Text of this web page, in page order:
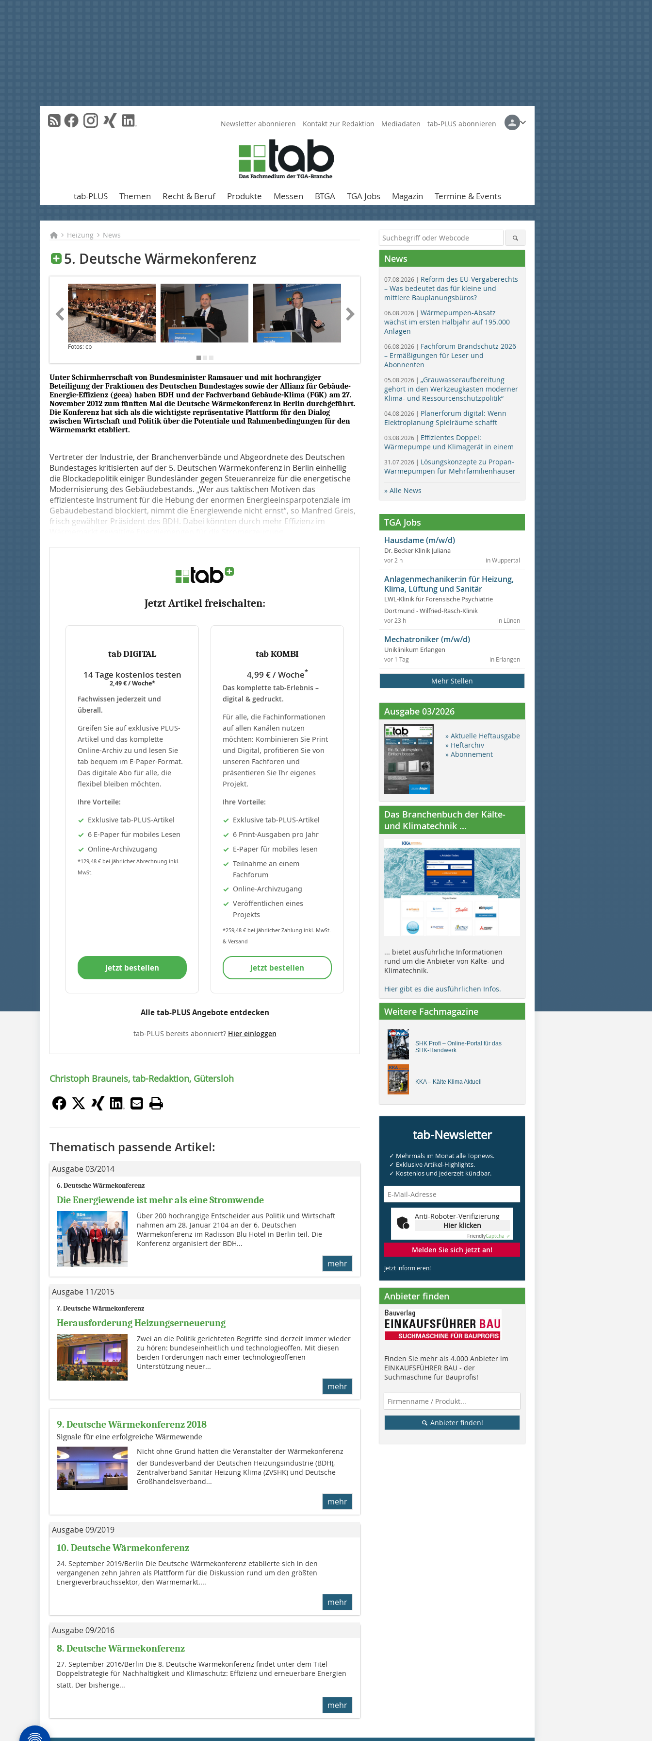
Newsletter abonnieren Kontakt zur Redaktion Mediadaten tab-PLUS abonnieren
tab-PLUS Themen Recht & Beruf Produkte Messen BTGA TGA Jobs Magazin Termine & Events
Heizung News
5. Deutsche Wärmekonferenz
Fotos: cb
Unter Schirmherrschaft von Bundesminister Ramsauer und mit hochrangiger
Beteiligung der Fraktionen des Deutschen Bundestages sowie der Allianz für Gebäude-
Energie-Effizienz (geea) haben BDH und der Fachverband Gebäude-Klima (FGK) am 27.
November 2012 zum fünften Mal die Deutsche Wärmekonferenz in Berlin durchgeführt.
Die Konferenz hat sich als die wichtigste repräsentative Plattform für den Dialog
zwischen Wirtschaft und Politik über die Potentiale und Rahmenbedingungen für den
Wärmemarkt etabliert.
Vertreter der Industrie, der Branchenverbände und Abgeordnete des Deutschen
Bundestages kritisierten auf der 5. Deutschen Wärmekonferenz in Berlin einhellig
die Blockadepolitik einiger Bundesländer gegen Steueranreize für die energetische
Modernisierung des Gebäudebestands. „Wer aus taktischen Motiven das
effizienteste Instrument für die Hebung der enormen Energieeinsparpotenziale im
Gebäudebestand blockiert, nimmt die Energiewende nicht ernst“, so Manfred Greis,
frisch gewählter Präsident des BDH. Dabei könnten durch mehr Effizienz im
Jetzt Artikel freischalten:
tab DIGITAL
14 Tage kostenlos testen
2,49 € / Woche*
Fachwissen jederzeit und
überall.
Greifen Sie auf exklusive PLUS-
Artikel und das komplette
Online-Archiv zu und lesen Sie
tab bequem im E-Paper-Format.
Das digitale Abo für alle, die
flexibel bleiben möchten.
Ihre Vorteile:
Exklusive tab-PLUS-Artikel
6 E-Paper für mobiles Lesen
Online-Archivzugang
*129,48 € bei jährlicher Abrechnung inkl.
MwSt.
Jetzt bestellen
tab KOMBI
4,99 € / Woche*
Das komplette tab-Erlebnis –
digital & gedruckt.
Für alle, die Fachinformationen
auf allen Kanälen nutzen
möchten: Kombinieren Sie Print
und Digital, profitieren Sie von
unseren Fachforen und
präsentieren Sie Ihr eigenes
Projekt.
Ihre Vorteile:
Exklusive tab-PLUS-Artikel
6 Print-Ausgaben pro Jahr
E-Paper für mobiles lesen
Teilnahme an einem
Fachforum
Online-Archivzugang
Veröffentlichen eines
Projekts
*259,48 € bei jährlicher Zahlung inkl. MwSt.
& Versand
Jetzt bestellen
Alle tab-PLUS Angebote entdecken
tab-PLUS bereits abonniert? Hier einloggen
Christoph Brauneis, tab-Redaktion, Gütersloh
Thematisch passende Artikel:
Ausgabe 03/2014
6. Deutsche Wärmekonferenz
Die Energiewende ist mehr als eine Stromwende
Über 200 hochrangige Entscheider aus Politik und Wirtschaft
nahmen am 28. Januar 2104 an der 6. Deutschen
Wärmekonferenz im Radisson Blu Hotel in Berlin teil. Die
Konferenz organisiert der BDH...
mehr
Ausgabe 11/2015
7. Deutsche Wärmekonferenz
Herausforderung Heizungserneuerung
Zwei an die Politik gerichteten Begriffe sind derzeit immer wieder
zu hören: bundeseinheitlich und technologieoffen. Mit diesen
beiden Forderungen nach einer technologieoffenen
Unterstützung neuer...
mehr
9. Deutsche Wärmekonferenz 2018
Signale für eine erfolgreiche Wärmewende
Nicht ohne Grund hatten die Veranstalter der Wärmekonferenz 
der Bundesverband der Deutschen Heizungsindustrie (BDH),
Zentralverband Sanitär Heizung Klima (ZVSHK) und Deutsche
Großhandelsverband...
mehr
Ausgabe 09/2019
10. Deutsche Wärmekonferenz
24. September 2019/Berlin Die Deutsche Wärmekonferenz etablierte sich in den
vergangenen zehn Jahren als Plattform für die Diskussion rund um den größten
Energieverbrauchssektor, den Wärmemarkt....
mehr
Ausgabe 09/2016
8. Deutsche Wärmekonferenz
27. September 2016/Berlin Die 8. Deutsche Wärmekonferenz findet unter dem Titel
Doppelstrategie für Nachhaltigkeit und Klimaschutz: Effizienz und erneuerbare Energien
statt. Der bisherige...
mehr
News
07.08.2026 | Reform des EU-Vergaberechts
– Was bedeutet das für kleine und
mittlere Bauplanungsbüros?
06.08.2026 | Wärmepumpen-Absatz
wächst im ersten Halbjahr auf 195.000
Anlagen
06.08.2026 | Fachforum Brandschutz 2026
– Ermäßigungen für Leser und
Abonnenten
05.08.2026 | „Grauwasseraufbereitung
gehört in den Werkzeugkasten moderner
Klima- und Ressourcenschutzpolitik“
04.08.2026 | Planerforum digital: Wenn
Elektroplanung Spielräume schafft
03.08.2026 | Effizientes Doppel:
Wärmepumpe und Klimagerät in einem
31.07.2026 | Lösungskonzepte zu Propan-
Wärmepumpen für Mehrfamilienhäuser
» Alle News
TGA Jobs
Hausdame (m/w/d)
Dr. Becker Klinik Juliana
in Wuppertal
vor 2 h
Anlagenmechaniker:in für Heizung,
Klima, Lüftung und Sanitär
LWL-Klinik für Forensische Psychiatrie
Dortmund - Wilfried-Rasch-Klinik
in Lünen
vor 23 h
Mechatroniker (m/w/d)
Uniklinikum Erlangen
in Erlangen
vor 1 Tag
Mehr Stellen
Ausgabe 03/2026
» Aktuelle Heftausgabe
» Heftarchiv
» Abonnement
Das Branchenbuch der Kälte-
und Klimatechnik ...
... bietet ausführliche Informationen
rund um die Anbieter von Kälte- und
Klimatechnik.
Hier gibt es die ausführlichen Infos.
Weitere Fachmagazine
SHK Profi – Online-Portal für das
SHK-Handwerk
KKA – Kälte Klima Aktuell
tab-Newsletter
✓ Mehrmals im Monat alle Topnews.
✓ Exklusive Artikel-Highlights.
✓ Kostenlos und jederzeit kündbar.
Anti-Roboter-Verifizierung
Hier klicken
FriendlyCaptcha ⇗
Melden Sie sich jetzt an!
Jetzt informieren!
Anbieter finden
Finden Sie mehr als 4.000 Anbieter im
EINKAUFSFÜHRER BAU - der
Suchmaschine für Bauprofis!
Anbieter finden!